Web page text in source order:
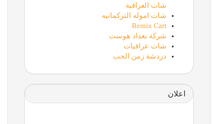
شات العراقية
شات اموله التركمانيه
Remix Cart
شركة بغداد هوست
شات عراقيات
دردشة زمن الحب
اعلان